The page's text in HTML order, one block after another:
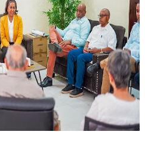
Riveiro como nueva
Dominicana impulsan metas
anula permisos
de cédula: adiós al orden
reconocido por sus cuatro